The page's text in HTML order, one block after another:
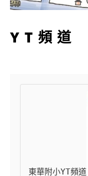
YT頻道
東華附小YT頻道